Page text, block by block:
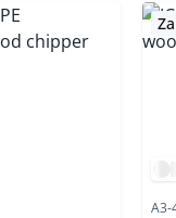
A3-